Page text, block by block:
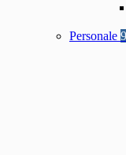
Personale